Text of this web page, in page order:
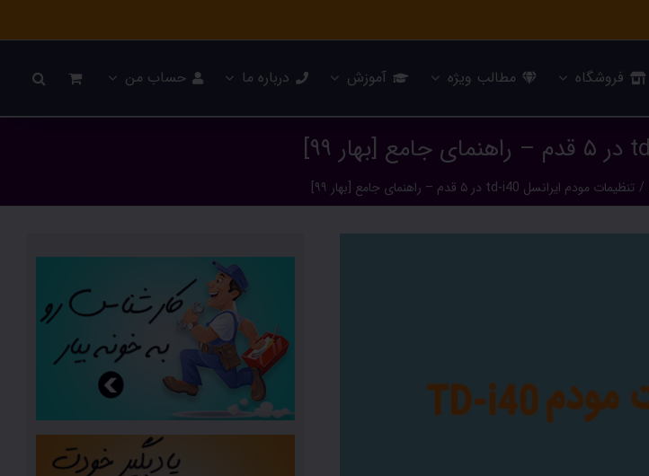
فروشگاه مطالب ویژه آموزش درباره ما حساب من
/ تنظیمات مودم ایرانسل td-i40 در ۵ قدم – راهنمای جامع [بهار ۹۹]